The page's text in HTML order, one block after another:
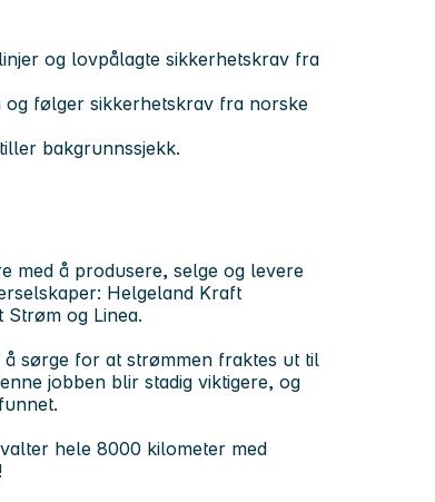
og lovpålagte sikkerhetskrav fra
og følger sikkerhetskrav fra norske
bakgrunnssjekk.
med å produsere, selge og levere
Helgeland Kraft
og Linea.
sørge for at strømmen fraktes ut til
jobben blir stadig viktigere, og
hele 8000 kilometer med